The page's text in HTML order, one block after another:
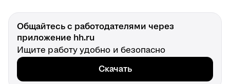
Общайтесь с работодателями через
приложение hh.ru
Ищите работу удобно и безопасно
Скачать